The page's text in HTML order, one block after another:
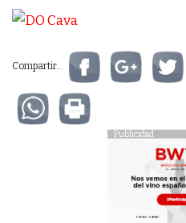
Compartir...
Publicidad